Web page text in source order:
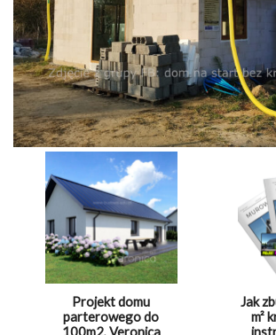
Projekt domu
parterowego do
100m2, Veronica
Jak
m²